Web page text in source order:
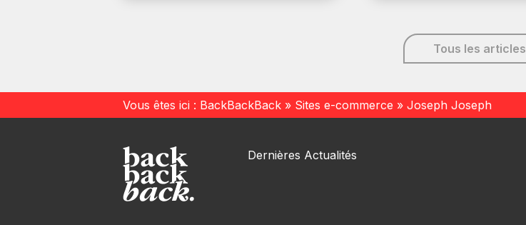
Tous les articles
Vous êtes ici : BackBackBack » Sites e-commerce » Joseph Joseph
Dernières Actualités